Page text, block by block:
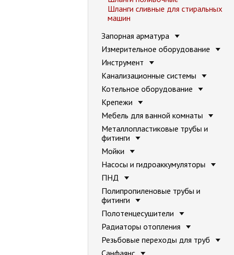
Шланги сливные для стиральных
машин
Запорная арматура
Измерительное оборудование
Инструмент
Канализационные системы
Котельное оборудование
Крепежи
Мебель для ванной комнаты
Металлопластиковые трубы и
фитинги
Мойки
Насосы и гидроаккумуляторы
ПНД
Полипропиленовые трубы и
фитинги
Полотенцесушители
Радиаторы отопления
Резьбовые переходы для труб
Санфаянс